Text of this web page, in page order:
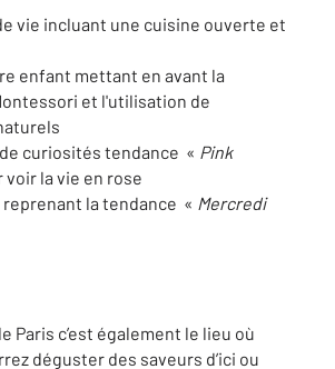
vie incluant une cuisine ouverte et
enfant mettant en avant la
et l'utilisation de
curiosités tendance « Pink
voir la vie en rose
la tendance « Mercredi
Paris c’est également le lieu où
déguster des saveurs d’ici ou